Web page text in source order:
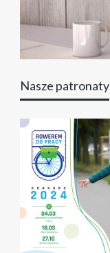
Nasze patronaty